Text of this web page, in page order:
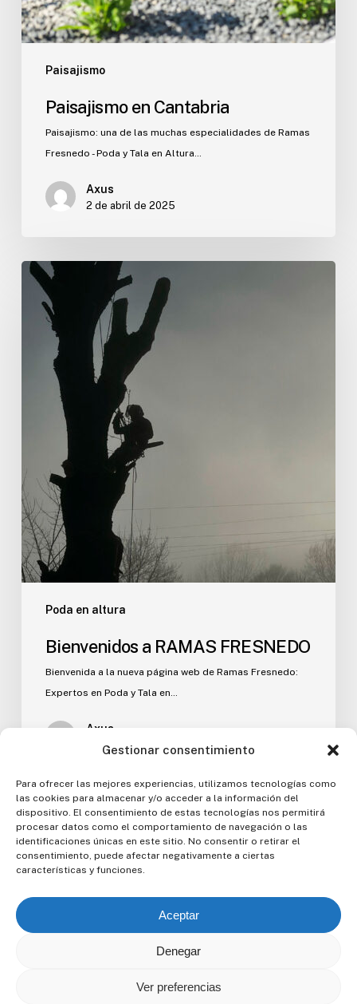
Gestionar consentimiento
Para ofrecer las mejores experiencias, utilizamos tecnologías como
las cookies para almacenar y/o acceder a la información del
dispositivo. El consentimiento de estas tecnologías nos permitirá
procesar datos como el comportamiento de navegación o las
identificaciones únicas en este sitio. No consentir o retirar el
consentimiento, puede afectar negativamente a ciertas
características y funciones.
Aceptar
Denegar
Ver preferencias
Paisajismo
Paisajismo en Cantabria
Paisajismo: una de las muchas especialidades de Ramas
Fresnedo - Poda y Tala en Altura…
Axus
2 de abril de 2025
Poda en altura
Bienvenidos
RAMAS
FRESNEDO
Bienvenidos a RAMAS FRESNEDO
Bienvenida a la nueva página web de Ramas Fresnedo:
Expertos en Poda y Tala en…
Axus
13 de febrero de 2025
Política de privacidad
Aviso legal
Política de cookies